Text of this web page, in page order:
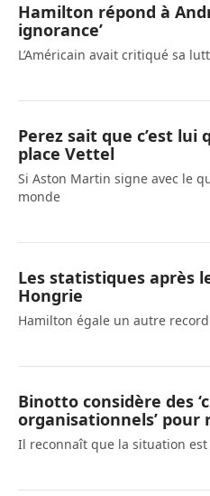
Hamilton répond à
ignorance’
L’Américain avait critiqué sa
Perez sait que c’est lui
place Vettel
Si Aston Martin signe avec le
monde
Les statistiques après
Hongrie
Hamilton égale un autre
Binotto considère des
organisationnels’ pour
Il reconnaît que la situation